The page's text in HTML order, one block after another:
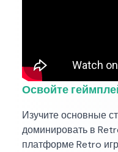
Освойте
Изучите основные
доминировать в
платформе Retro